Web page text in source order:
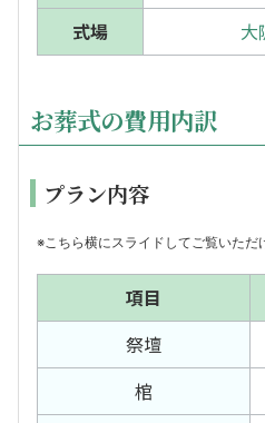
式場
大
お葬式の費用内訳
プラン内容
※こちら横にスライドしてご覧いただ
項目
祭壇
棺